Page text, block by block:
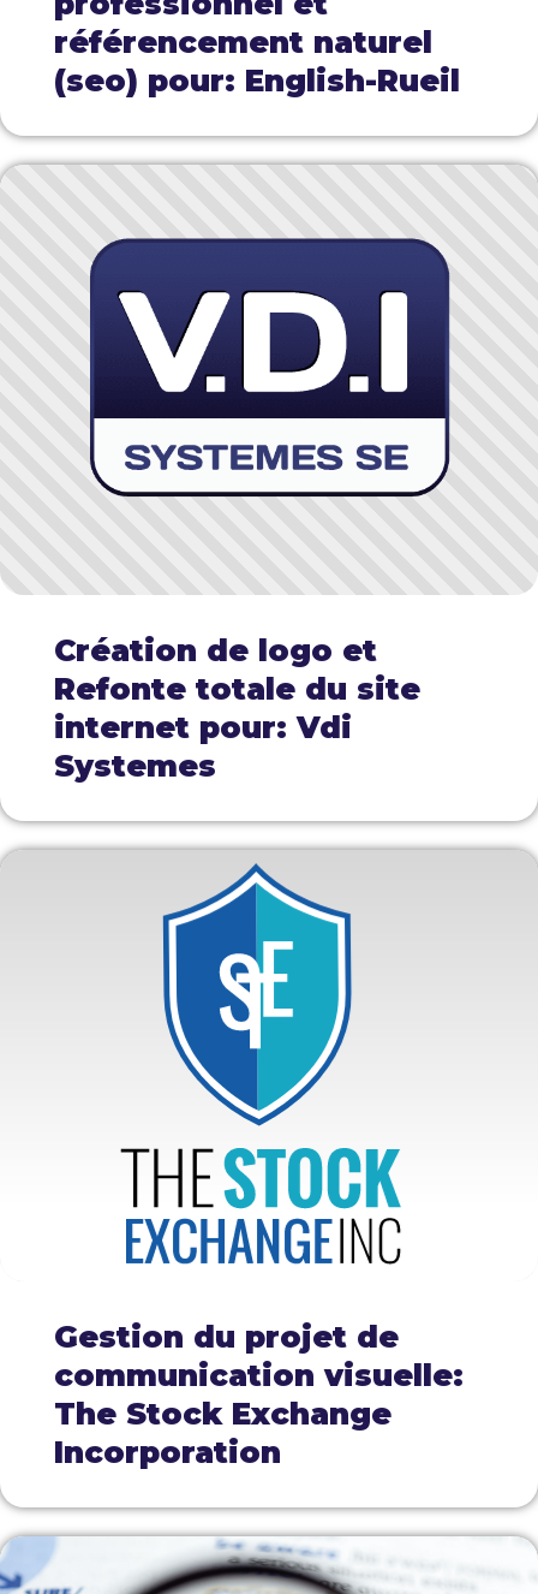
référencement naturel
(seo) pour: English-Rueil
Création de logo et
Refonte totale du site
internet pour: Vdi
Systemes
Gestion du projet de
communication visuelle:
The Stock Exchange
Incorporation